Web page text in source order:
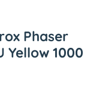
Phaser
Yellow 1000